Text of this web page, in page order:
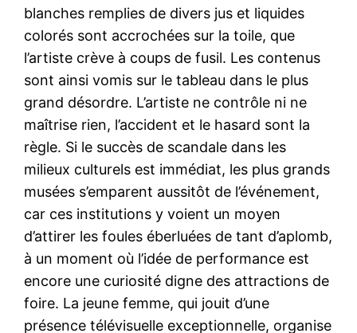
blanches remplies de divers jus et liquides
colorés sont accrochées sur la toile, que
l’artiste crève à coups de fusil. Les contenus
sont ainsi vomis sur le tableau dans le plus
grand désordre. L’artiste ne contrôle ni ne
maîtrise rien, l’accident et le hasard sont la
règle. Si le succès de scandale dans les
milieux culturels est immédiat, les plus grands
musées s’emparent aussitôt de l’événement,
car ces institutions y voient un moyen
d’attirer les foules éberluées de tant d’aplomb,
à un moment où l’idée de performance est
encore une curiosité digne des attractions de
foire. La jeune femme, qui jouit d’une
présence télévisuelle exceptionnelle, organise